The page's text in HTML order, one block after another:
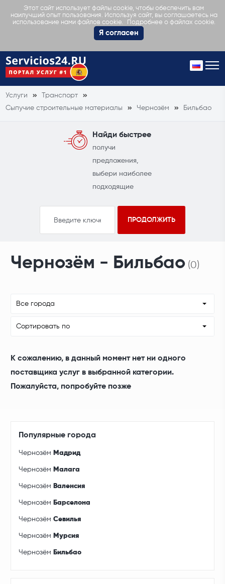
Этот сайт использует файлы cookie, чтобы обеспечить вам
наилучший опыт пользования. Используя сайт, вы соглашаетесь на
использование нами файлов cookie.
Подробнее о файлах cookie.
Я согласен
Услуги
Транспорт
Сыпучие строительные материалы
Чернозём Бильбао
Найди быстрее
получи
предложения,
выбери наиболее
подходящие
Чернозём - Бильбао (0)
Все города
Сортировать по
К сожалению, в данный момент нет ни одного
поставщика услуг в выбранной категории.
Пожалуйста, попробуйте позже
Популярные города
Чернозём Мадрид
Чернозём Малага
Чернозём Валенсия
Чернозём Барселона
ЧернозёмСевилья
Чернозём Мурсия
Чернозём Бильбао